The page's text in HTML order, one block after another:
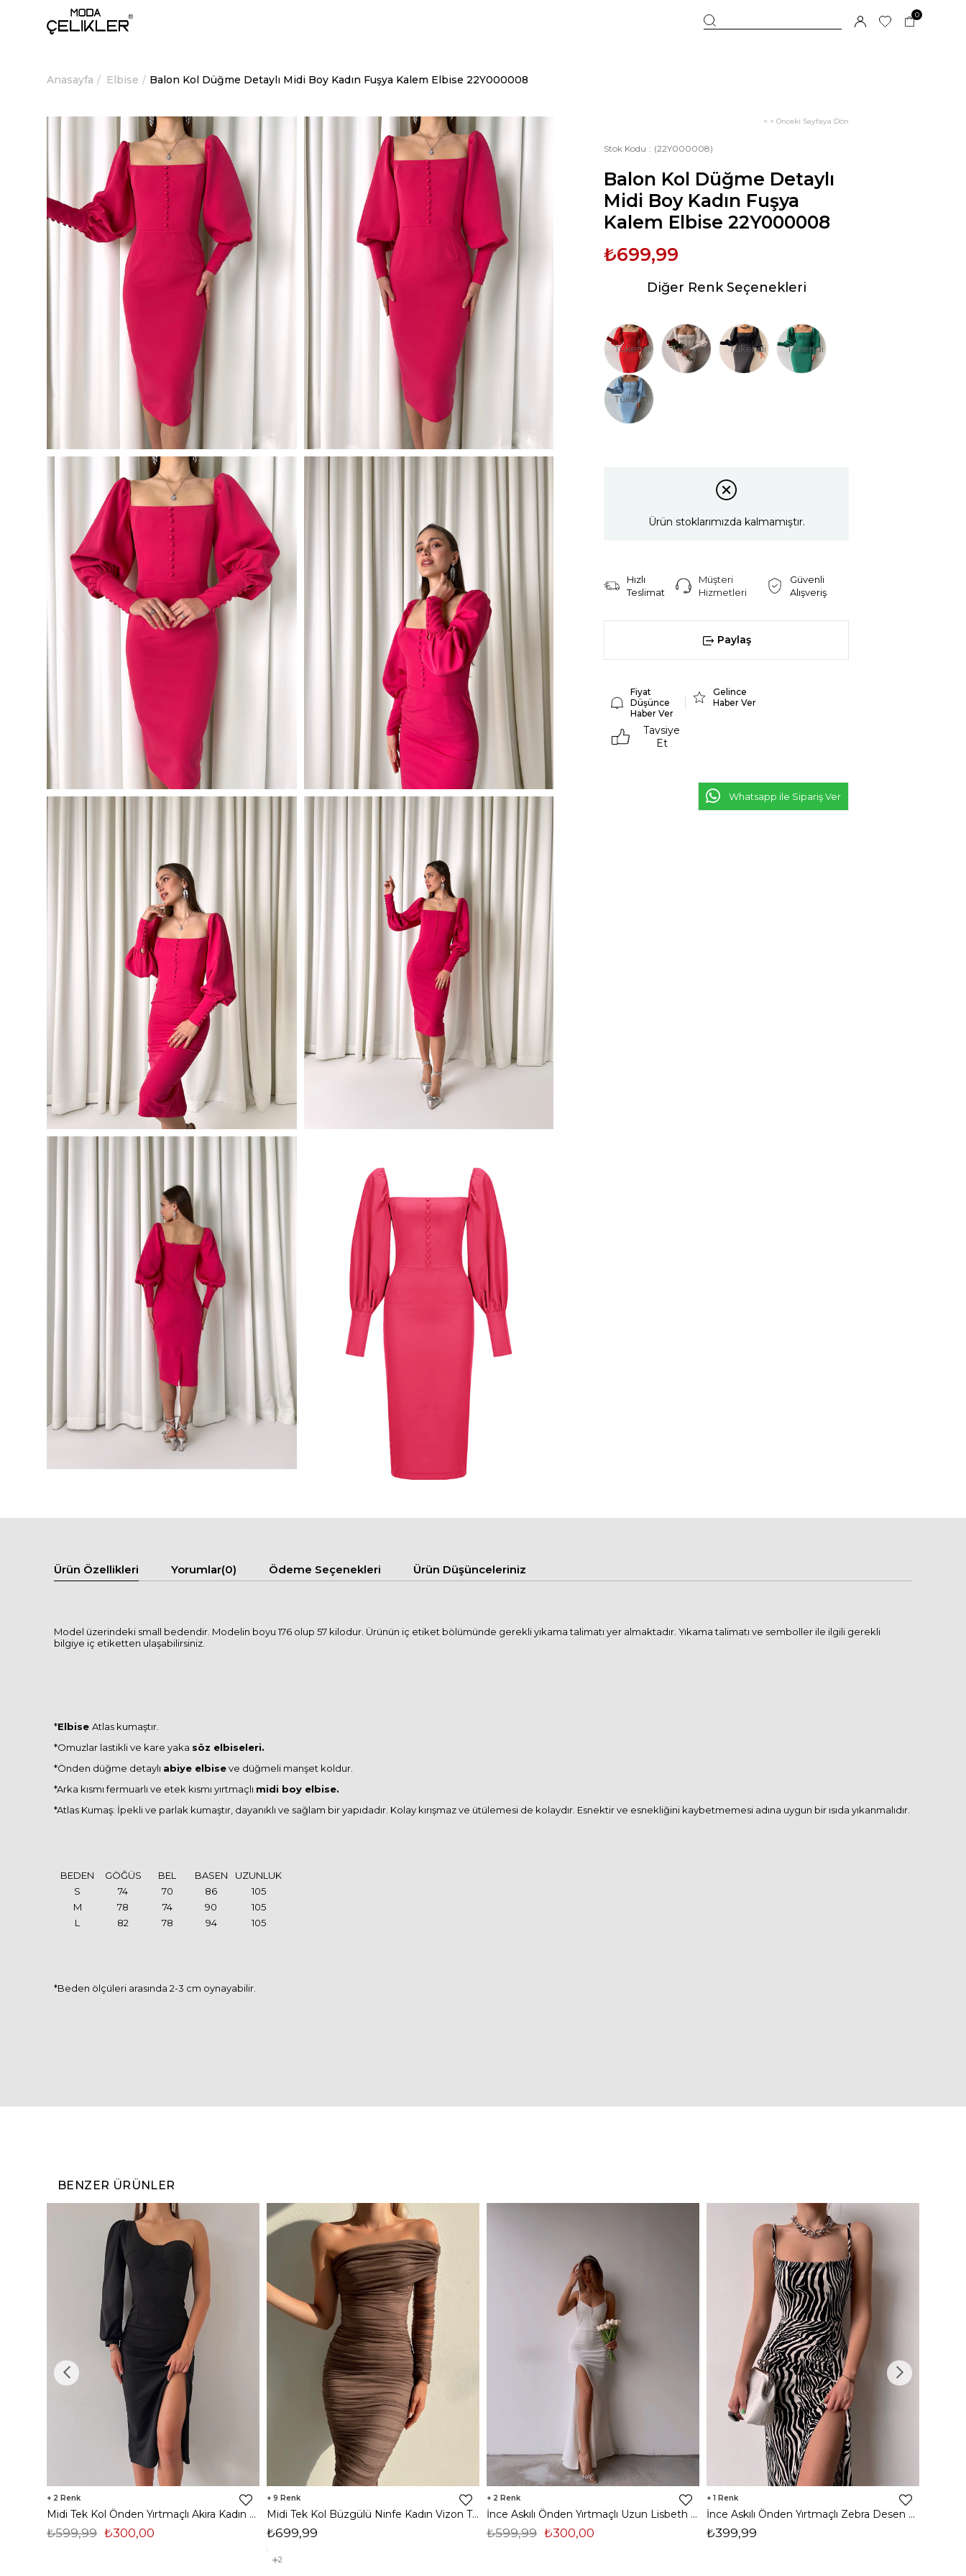
0
Anasayfa Elbise Balon Kol Düğme Detaylı Midi Boy Kadın Fuşya Kalem Elbise 22Y000008
< < Önceki Sayfaya Dön
Stok Kodu (22Y000008)
Balon Kol Düğme Detaylı
Midi Boy Kadın Fuşya
Kalem Elbise 22Y000008
₺699,99
Diğer Renk Seçenekleri
Tükendi Tükendi Tükendi Tükendi
Tükendi
Ürün stoklarımızda kalmamıştır.
Hızlı
Teslimat
Müşteri
Hizmetleri
Güvenli
Alışveriş
Paylaş
Fiyat
Düşünce
Haber Ver
Gelince
Haber Ver
Tavsiye
Et
Whatsapp ile Sipariş Ver
Ürün Özellikleri Yorumlar(0) Ödeme Seçenekleri Ürün Düşünceleriniz
Model üzerindeki small bedendir. Modelin boyu 176 olup 57 kilodur. Ürünün iç etiket bölümünde gerekli yıkama talimatı yer almaktadır. Yıkama talimatı ve semboller ile ilgili gerekli
bilgiye iç etiketten ulaşabilirsiniz.
*Elbise Atlas kumaştır.
*Omuzlar lastikli ve kare yaka söz elbiseleri.
*Önden düğme detaylı abiye elbiseve düğmeli manşet koldur.
*Arka kısmı fermuarlı ve etek kısmı yırtmaçlı midi boy elbise.
*Atlas Kumaş: İpekli ve parlak kumaştır, dayanıklı ve sağlam bir yapıdadır. Kolay kırışmaz ve ütülemesi de kolaydır. Esnektir ve esnekliğini kaybetmemesi adına uygun bir ısıda yıkanmalıdır.
BEDEN GÖĞÜS BEL BASEN
UZUNLUK
S
74 70 86
105
M
78 74 90
105
L
82 78 94 105
*Beden ölçüleri arasında 2-3 cm oynayabilir.
BENZER ÜRÜNLER
2
Midi Tek Kol Önden Yırtmaçlı Akira Kadın Siyah Elbise 22K000228
₺300,00
₺599,99
9
Midi Tek Kol Büzgülü Ninfe Kadın Vizon Tül Elbise 22K000524
₺699,99
2
2
İnce Askılı Önden Yırtmaçlı Uzun Lisbeth Kadın Beyaz Elbise 22K000581
₺300,00
₺599,99
1
İnce Askılı Önden Yırtmaçlı Zebra Desen Citlali Kadın Renkli Elbise 22Y000068
₺399,99